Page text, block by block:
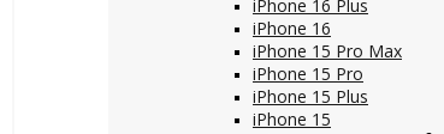
iPhone 16 Plus
iPhone 16
iPhone 15 Pro Max
iPhone 15 Pro
iPhone 15 Plus
iPhone 15